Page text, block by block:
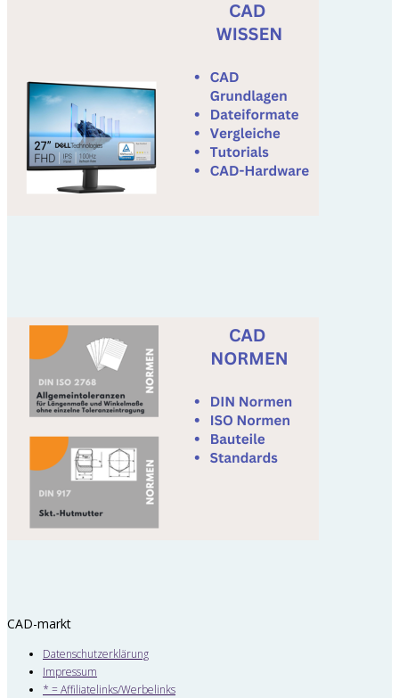
CAD-markt
Datenschutzerklärung
Impressum
* = Affiliatelinks/Werbelinks